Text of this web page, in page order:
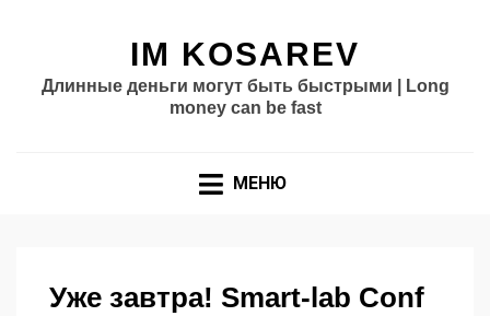
IM KOSAREV
Длинные деньги могут быть быстрыми | Long
money can be fast
МЕНЮ
Уже завтра! Smart-lab Conf